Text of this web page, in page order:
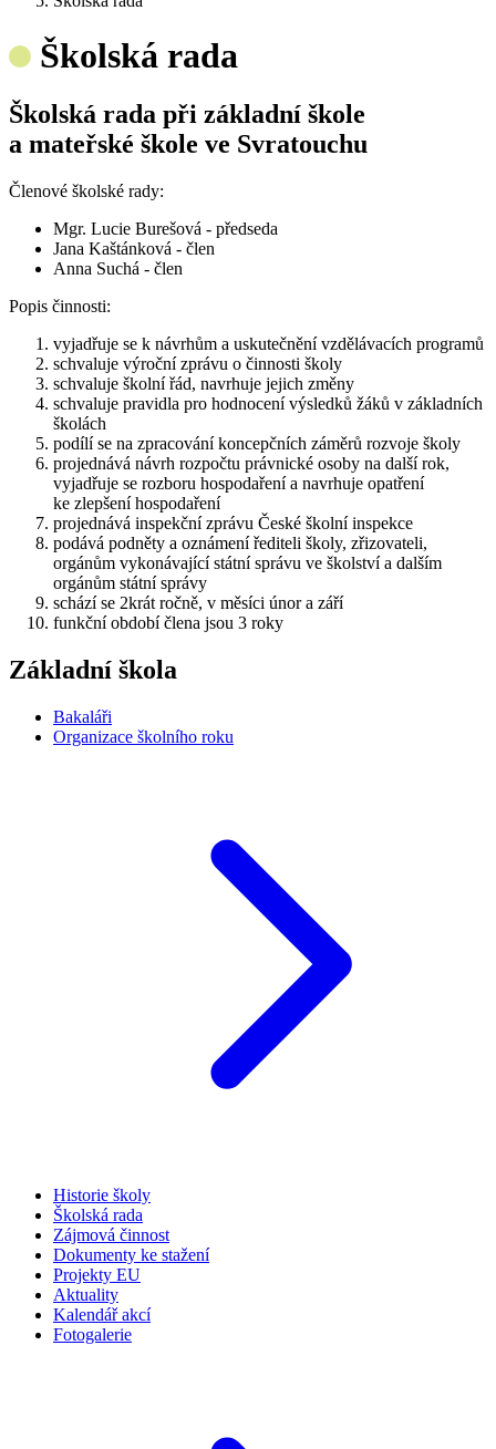
Školská rada
Školská rada při základní škole
a mateřské škole ve Svratouchu
Členové školské rady:
Mgr. Lucie Burešová - předseda
Jana Kaštánková - člen
Anna Suchá - člen
Popis činnosti:
vyjadřuje se k návrhům a uskutečnění vzdělávacích programů
schvaluje výroční zprávu o činnosti školy
schvaluje školní řád, navrhuje jejich změny
schvaluje pravidla pro hodnocení výsledků žáků v základních
školách
podílí se na zpracování koncepčních záměrů rozvoje školy
projednává návrh rozpočtu právnické osoby na další rok,
vyjadřuje se rozboru hospodaření a navrhuje opatření
ke zlepšení hospodaření
projednává inspekční zprávu České školní inspekce
podává podněty a oznámení řediteli školy, zřizovateli,
orgánům vykonávající státní správu ve školství a dalším
orgánům státní správy
schází se 2krát ročně, v měsíci únor a září
funkční období člena jsou 3 roky
Základní škola
Bakaláři
Organizace školního roku
Historie školy
Školská rada
Zájmová činnost
Dokumenty ke stažení
Projekty EU
Aktuality
Kalendář akcí
Fotogalerie